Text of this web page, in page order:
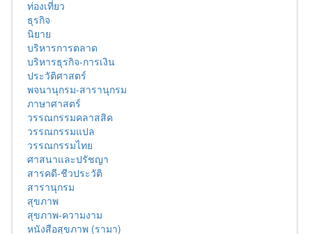
ท่องเที่ยว
ธุรกิจ
นิยาย
บริหารการตลาด
บริหารธุรกิจ-การเงิน
ประวัติศาสตร์
พจนานุกรม-สารานุกรม
ภาษาศาสตร์
วรรณกรรมคลาสสิค
วรรณกรรมแปล
วรรณกรรมไทย
ศาสนาและปรัชญา
สารคดี-ชีวประวัติ
สารานุกรม
สุขภาพ
สุขภาพ-ความงาม
หนังสือสุขภาพ (รามา)